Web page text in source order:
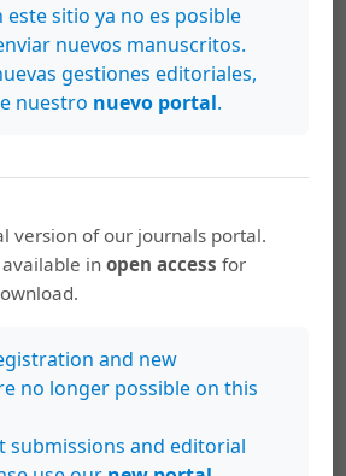
Fallas,El uso de la hipérbole en
de Marcial,Káñina: Vol. 39 Núm.
extraordinario
III Coloquio Filología Clásica
La sátira contra la curia
Fallas,
por el alma de Doña María
sitio ya no es posible
nuevos manuscritos.
gestiones editoriales,
nuestro nuevo portal.
version of our journals portal.
available inopen access for
and new
no longer possible on this
submissions and editorial